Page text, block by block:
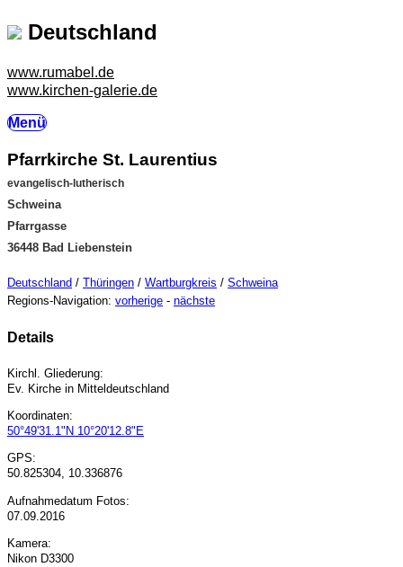
Deutschland
www.rumabel.de
www.kirchen-galerie.de
Menü
Pfarrkirche St. Laurentius
evangelisch-lutherisch
Schweina
Pfarrgasse
36448 Bad Liebenstein
Deutschland / Thüringen / Wartburgkreis / Schweina
Regions-Navigation: vorherige - nächste
Details
Kirchl. Gliederung:
Ev. Kirche in Mitteldeutschland
Koordinaten:
50°49'31.1"N 10°20'12.8"E
GPS:
50.825304, 10.336876
Aufnahmedatum Fotos:
07.09.2016
Kamera:
Nikon D3300